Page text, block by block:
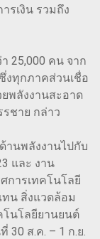
รเงิน รวมถึง
25,000 คน จาก
ทุกภาคส่วนเชื่อ
พลังงานสะอาด
ชาย กล่าว
านพลังงานไปกับ
และ งาน
การเทคโนโลยี
น สิ่งแวดล้อม
โนโลยียานยนต์
ส.ค. – 1 ก.ย.